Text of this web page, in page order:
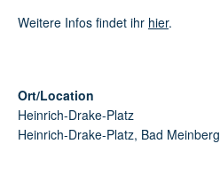
Weitere Infos findet ihr hier.
Ort/Location
Heinrich-Drake-Platz
Heinrich-Drake-Platz, Bad Meinberg